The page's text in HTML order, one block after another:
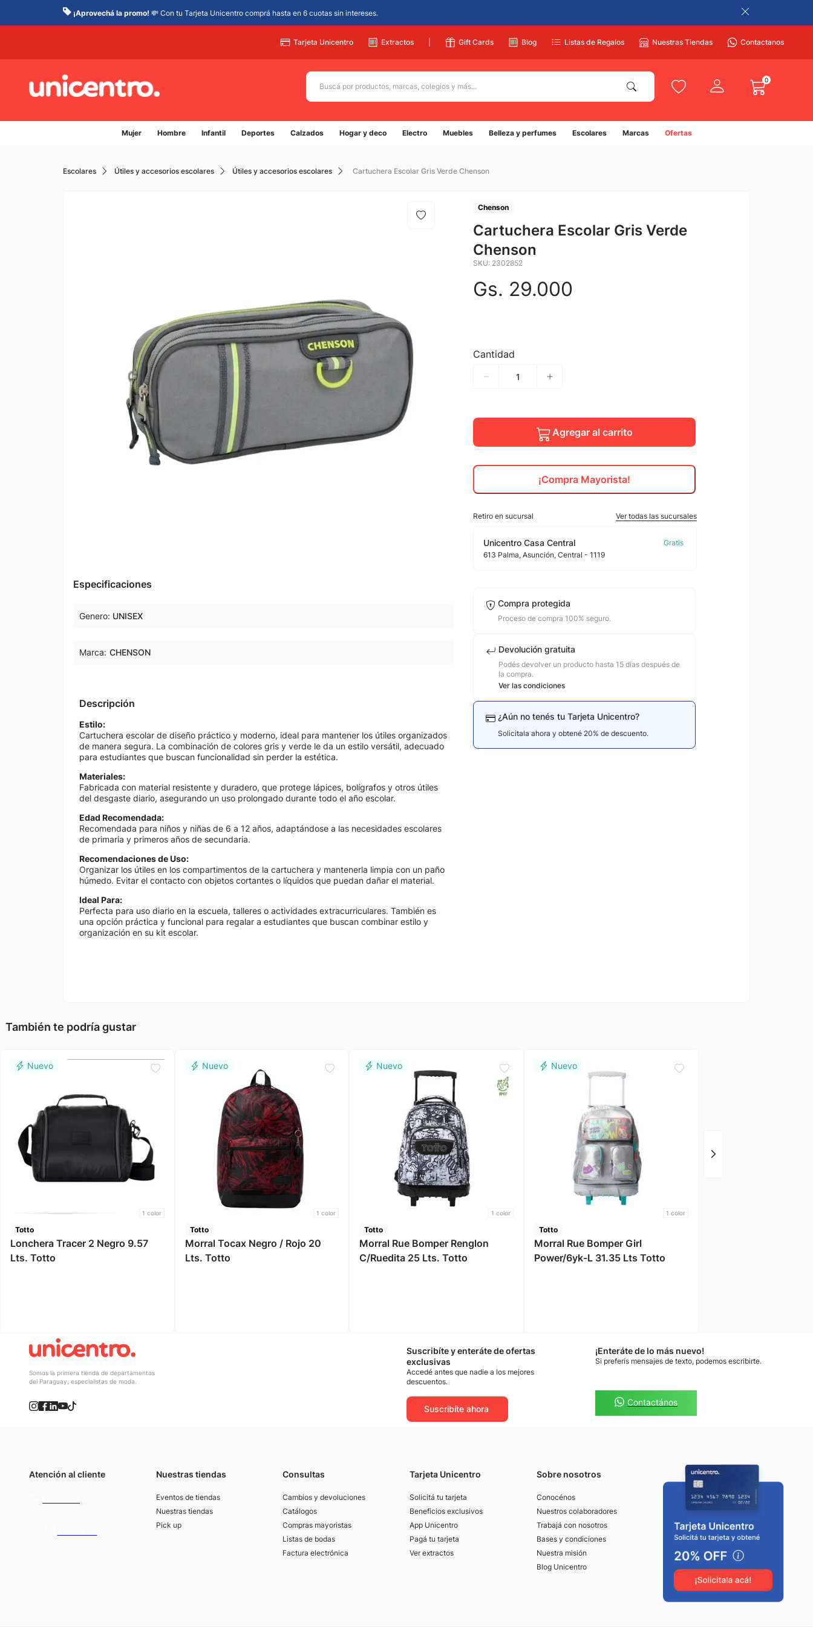
¡Aprovechá la promo! 💸 Con tu Tarjeta Unicentro comprá hasta en 6 cuotas sin intereses.
Tarjeta Unicentro Extractos Gift Cards Blog Listas de Regalos Nuestras Tiendas Contactanos
Buscá por productos, marcas, colegios y más... 0
Mujer Hombre Infantil Deportes Calzados Hogar y deco Electro Muebles Belleza y perfumes Escolares Marcas Ofertas
Escolares Útiles y accesorios escolares Útiles y accesorios escolares Cartuchera Escolar Gris Verde Chenson
Especificaciones
Genero UNISEX
Marca: CHENSON
Descripción
Estilo:
Cartuchera escolar de diseño práctico y moderno, ideal para mantener los útiles organizados
de manera segura. La combinación de colores gris y verde le da un estilo versátil, adecuado
para estudiantes que buscan funcionalidad sin perder la estética.
Materiales:
Fabricada con material resistente y duradero, que protege lápices, bolígrafos y otros útiles
del desgaste diario, asegurando un uso prolongado durante todo el año escolar.
Edad Recomendada:
Recomendada para niños y niñas de 6 a 12 años, adaptándose a las necesidades escolares
de primaria y primeros años de secundaria.
Recomendaciones de Uso:
Organizar los útiles en los compartimentos de la cartuchera y mantenerla limpia con un paño
húmedo. Evitar el contacto con objetos cortantes o líquidos que puedan dañar el material.
Ideal Para:
Perfecta para uso diario en la escuela, talleres o actividades extracurriculares. También es
una opción práctica y funcional para regalar a estudiantes que buscan combinar estilo y
organización en su kit escolar.
Chenson
Cartuchera Escolar Gris Verde
Chenson
SKU: 2302852
Gs. 29.000
Cantidad
Agregar al carrito
¡Compra Mayorista!
Retiro en sucursal Ver todas las sucursales
Unicentro Casa Central
613 Palma, Asunción, Central - 1119
Compra protegida
Proceso de compra 100% seguro.
Devolución gratuita
Podés devolver un producto hasta 15 días después de
la compra.
Ver las condiciones
¿Aún no tenés tu Tarjeta Unicentro?
Solicitala ahora y obtené 20% de descuento.
También te podría gustar
1 color
Totto
Lonchera Tracer 2 Negro 9.57
Lts. Totto
1 color
Totto
Morral Tocax Negro / Rojo 20
Lts. Totto
1 color
Totto
Morral Rue Bomper Renglon
C/Ruedita 25 Lts. Totto
1 color
Totto
Morral Rue Bomper Girl
Power/6yk-L 31.35 Lts Totto
Somos la primera tienda de departamentos
del Paraguay, especialistas de moda.
Suscribíte y enteráte de ofertas
exclusivas
Accedé antes que nadie a los mejores
descuentos.
Suscribíte ahora
¡Enteráte de lo más nuevo!
Si preferís mensajes de texto, podemos escribirte.
Contactános
Atención al cliente
Nuestras tiendas
Eventos de tiendas
Nuestras tiendas
Pick up
Consultas
Cambios y devoluciones
Catálogos
Compras mayoristas
Listas de bodas
Factura electrónica
Tarjeta Unicentro
Solicitá tu tarjeta
Beneficios exclusivos
App Unicentro
Pagá tu tarjeta
Ver extractos
Sobre nosotros
Conocénos
Nuestros colaboradores
Trabajá con nosotros
Bases y condiciones
Nuestra misión
Blog Unicentro
Términos más buscados